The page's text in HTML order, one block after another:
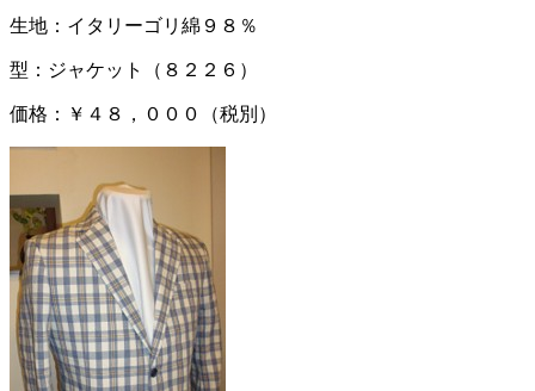
生地：イタリーゴリ綿９８％
型：ジャケット（８２２６）
価格：￥４８，０００（税別）